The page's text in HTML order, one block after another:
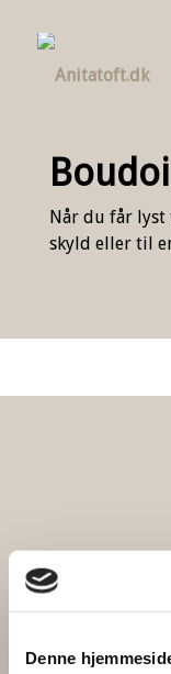
Denne
Når du får
skyld eller til